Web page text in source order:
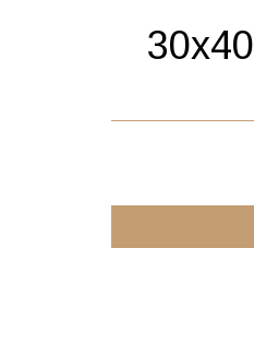
לוח מחיק מסגרת מתכת 30x40